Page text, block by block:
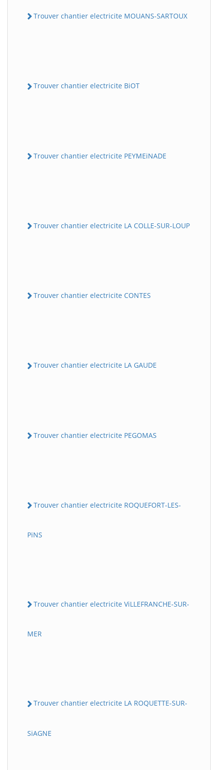
Trouver chantier electricite MOUANS-SARTOUX
Trouver chantier electricite BiOT
Trouver chantier electricite PEYMEiNADE
Trouver chantier electricite LA COLLE-SUR-LOUP
Trouver chantier electricite CONTES
Trouver chantier electricite LA GAUDE
Trouver chantier electricite PEGOMAS
Trouver chantier electricite ROQUEFORT-LES-
PiNS
Trouver chantier electricite ViLLEFRANCHE-SUR-
MER
Trouver chantier electricite LA ROQUETTE-SUR-
SiAGNE